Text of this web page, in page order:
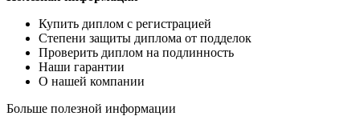
Купить диплом с регистрацией
Степени защиты диплома от подделок
Проверить диплом на подлинность
Наши гарантии
О нашей компании
Больше полезной информации